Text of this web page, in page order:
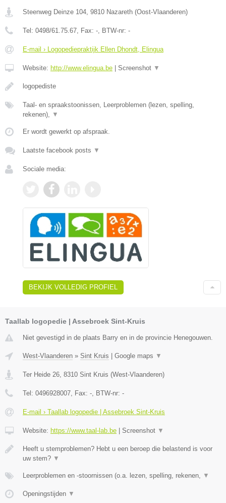
Steenweg Deinze 104, 9810 Nazareth (Oost-Vlaanderen)
Tel: 0498/61.75.67, Fax: -, BTW-nr: -
E-mail › Logopediepraktijk Ellen Dhondt, Elingua
Website: http://www.elingua.be Screenshot ▼
logopediste
Taal- en spraakstoonissen, Leerproblemen (lezen, spelling,
rekenen), ▼
Er wordt gewerkt op afspraak.
Laatste facebook posts ▼
Sociale media:
BEKIJK VOLLEDIG PROFIEL
Taallab logopedie | Assebroek Sint-Kruis
Niet gevestigd in de plaats Barry en in de provincie Henegouwen.
West-Vlaanderen » Sint Kruis Google maps ▼
Ter Heide 26, 8310 Sint Kruis (West-Vlaanderen)
Tel: 0496928007, Fax: -, BTW-nr: -
E-mail › Taallab logopedie | Assebroek Sint-Kruis
Website: https://www.taal-lab.be Screenshot ▼
Heeft u stemproblemen? Hebt u een beroep die belastend is voor
uw stem? ▼
Leerproblemen en -stoornissen (o.a. lezen, spelling, rekenen, ▼
Openingstijden ▼